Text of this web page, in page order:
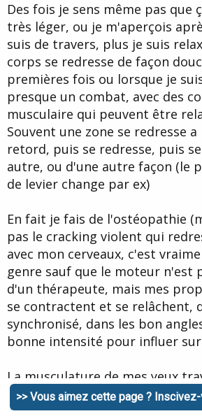
Des fois je sens même pas que
très léger, ou je m'aperçois
suis de travers, plus je suis
corps se redresse de façon
premières fois ou lorsque je
presque un combat, avec des
musculaire qui peuvent être
Souvent une zone se redresse
retord, puis se redresse, puis
autre, ou d'une autre façon (le
de levier change par ex)
En fait je fais de l'ostéopathie
pas le cracking violent qui
avec mon cerveaux, c'est
genre sauf que le moteur n'est
d'un thérapeute, mais mes
se contractent et se relâchent,
synchronisé, dans les bon
bonne intensité pour influer
La musculature de mes yeux
sens parfois à l'intérieur de
se rectifier, ça joue sur mon
>> Vous aimez cette page ?